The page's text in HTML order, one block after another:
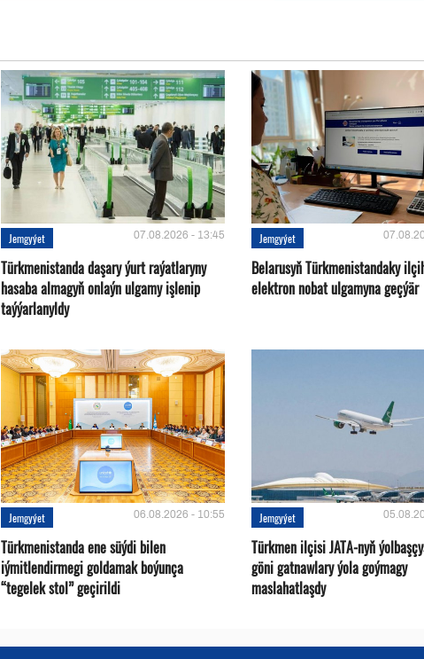
Jemgyýet 07.08.2026 - 13:45
Türkmenistanda daşary ýurt raýatlaryny
hasaba almagyň onlaýn ulgamy işlenip
taýýarlanyldy
Jemgyýet
Belarusyň Türkmenistandaky
elektron nobat ulgamyna geçýär
Jemgyýet 06.08.2026 - 10:55
Türkmenistanda ene süýdi bilen
iýmitlendirmegi goldamak boýunça
“tegelek stol” geçirildi
Jemgyýet
Türkmen ilçisi JATA-nyň
göni gatnawlary ýola goýmagy
maslahatlaşdy